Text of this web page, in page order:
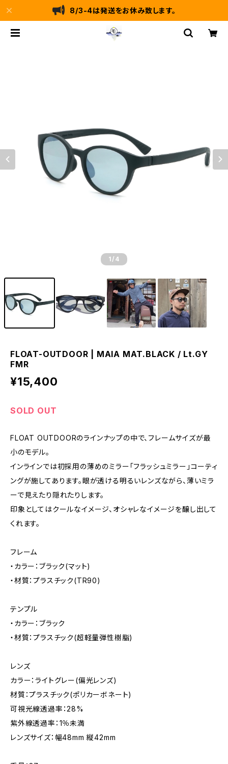
8/3-4は発送をお休み致します。
1 /4
FLOAT-OUTDOOR | MAIA MAT.BLACK / Lt.GY
FMR
¥15,400
SOLD OUT
FLOAT OUTDOORのラインナップの中で、フレームサイズが最
小のモデル。
インラインでは初採用の薄めのミラー「フラッシュミラー」コーティ
ングが施してあります。眼が透ける明るいレンズながら、薄いミラ
ーで見えたり隠れたりします。
印象としてはクールなイメージ、オシャレなイメージを醸し出して
くれます。
フレーム
・カラー：ブラック(マット)
・材質：プラスチック(TR90)
テンプル
・カラー：ブラック
・材質：プラスチック(超軽量弾性樹脂)
レンズ
カラー：ライトグレー(偏光レンズ)
材質：プラスチック(ポリカーボネート)
可視光線透過率：28%
紫外線透過率：1％未満
レンズサイズ：幅48mm 縦42mm